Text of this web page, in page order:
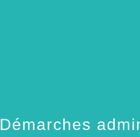
Démarches